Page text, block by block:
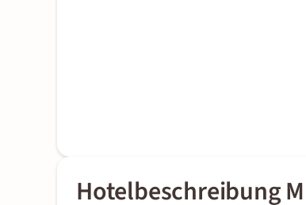
Hotelbeschreibung